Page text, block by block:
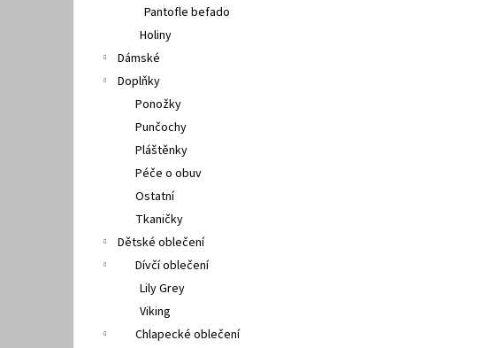
Pantofle befado
Holiny
Dámské
Doplňky
Ponožky
Punčochy
Pláštěnky
Péče o obuv
Ostatní
Tkaničky
Dětské oblečení
Dívčí oblečení
Lily Grey
Viking
Chlapecké oblečení